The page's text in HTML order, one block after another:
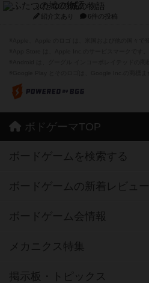
ふたつの城の物語
紹介文あり 6件の投稿
ボドゲーマTOP
ボードゲームを検索する
ボードゲームの新着レビュー
ボードゲーム会情報
メカニクス特集
掲示板・トピックス